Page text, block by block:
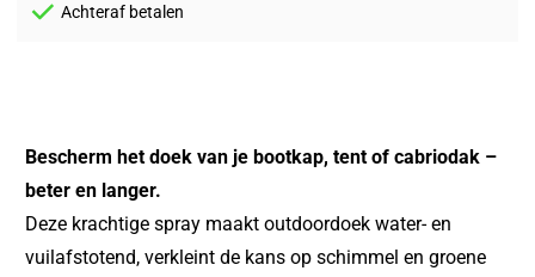
Achteraf betalen
Bescherm het doek van je bootkap, tent of cabriodak –
beter en langer.
Deze krachtige spray maakt outdoordoek water- en
vuilafstotend, verkleint de kans op schimmel en groene